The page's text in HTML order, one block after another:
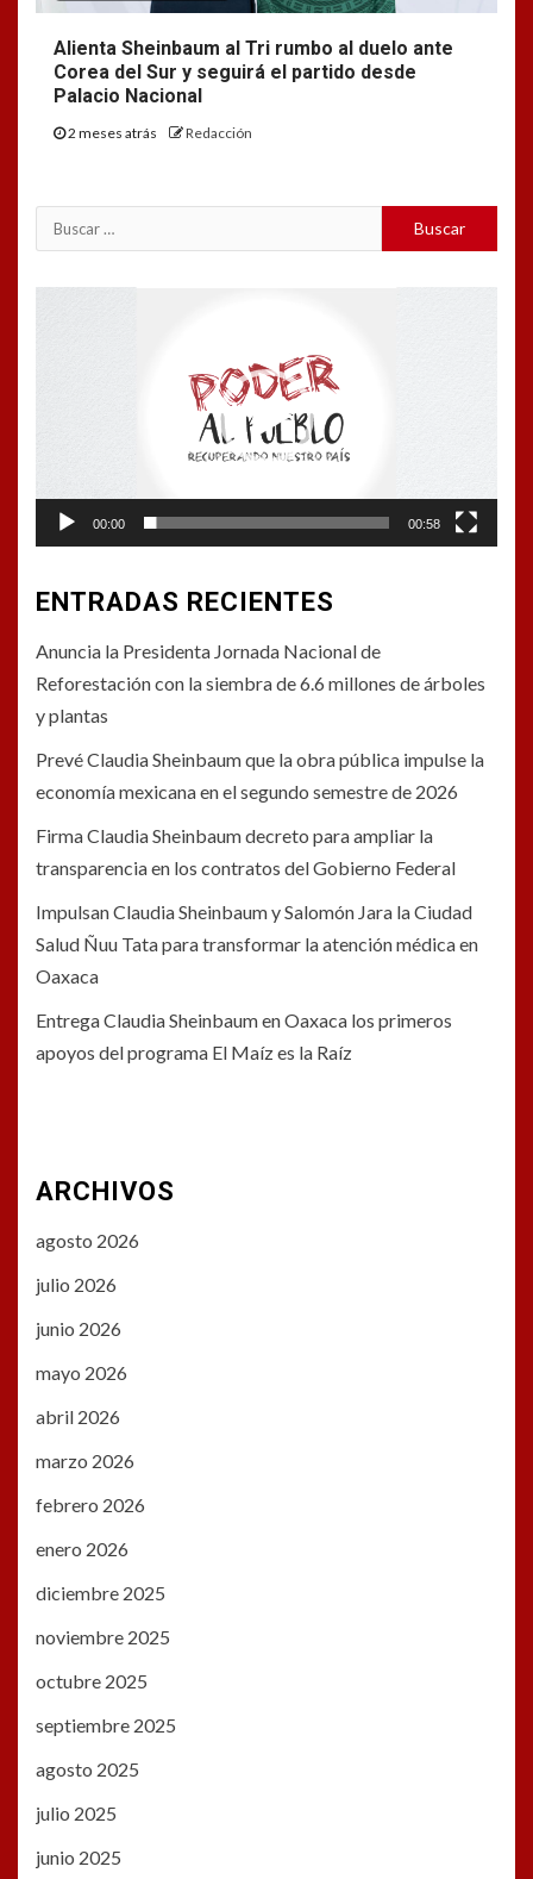
Alienta Sheinbaum al Tri rumbo al duelo ante
Corea del Sur y seguirá el partido desde
Palacio Nacional
2 meses atrás Redacción
Buscar:
00:00 00:58
ENTRADAS RECIENTES
Anuncia la Presidenta Jornada Nacional de
Reforestación con la siembra de 6.6 millones de árboles
y plantas
Prevé Claudia Sheinbaum que la obra pública impulse la
economía mexicana en el segundo semestre de 2026
Firma Claudia Sheinbaum decreto para ampliar la
transparencia en los contratos del Gobierno Federal
Impulsan Claudia Sheinbaum y Salomón Jara la Ciudad
Salud Ñuu Tata para transformar la atención médica en
Oaxaca
Entrega Claudia Sheinbaum en Oaxaca los primeros
apoyos del programa El Maíz es la Raíz
ARCHIVOS
agosto 2026
julio 2026
junio 2026
mayo 2026
abril 2026
marzo 2026
febrero 2026
enero 2026
diciembre 2025
noviembre 2025
octubre 2025
septiembre 2025
agosto 2025
julio 2025
junio 2025